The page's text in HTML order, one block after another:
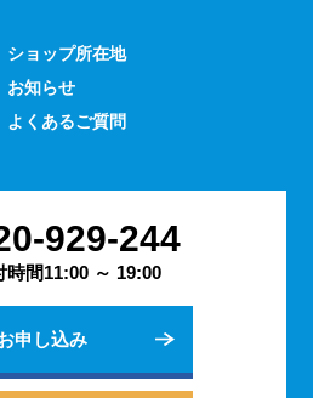
ショップ所在地
お知らせ
よくあるご質問
929-244
時間11:00 ～ 19:00
申し込み